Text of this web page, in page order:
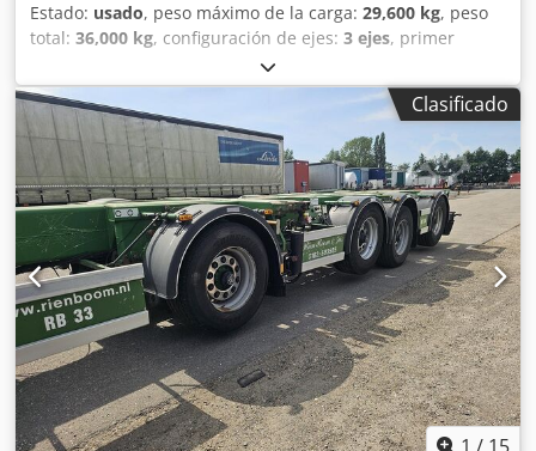
Estado: usado, peso máximo de la carga: 29,600 kg, peso
total: 36,000 kg, configuración de ejes: 3 ejes, primer
, próxima inspección (TÜV):
de fabricación:2024, Equipamiento:ABS, Longitud total sin
tolva 8.801 mm Longitud total con tolva 8.962 mm Longitud
interior 7.410 mm Ancho total 2.550 mm Ancho interior
2.346 mm Altura interior 1.515 mm Vía 2.040 mm
Distancia: pivote rey a 2º eje 4.800 mm Voladizo trasero sin
tolva 1.296 mm Voladizo trasero con tolva 1.457 mm Altura
del piso 1.464 mm Altura máxima con carrocería volcada
8.272 mm Peso total 36.000 kg Peso técnico total 39.000 kg
Carga por eje 8.000 kg Carga de apoyo 12.000 kg Volumen
de carga 26 m³ Denominación del fabricante para la
homologación NW-3 nd Peso en vacío 6.376 kg El peso se
ha indicado con una precisión de +/-3 % nd El fabricante
se reserva el derecho de modificar las especificaciones
técnicas del vehículo. Chasis Bastidor Super Light, recto,
largueros con zona de la quinta rueda rebajada
Clasificado